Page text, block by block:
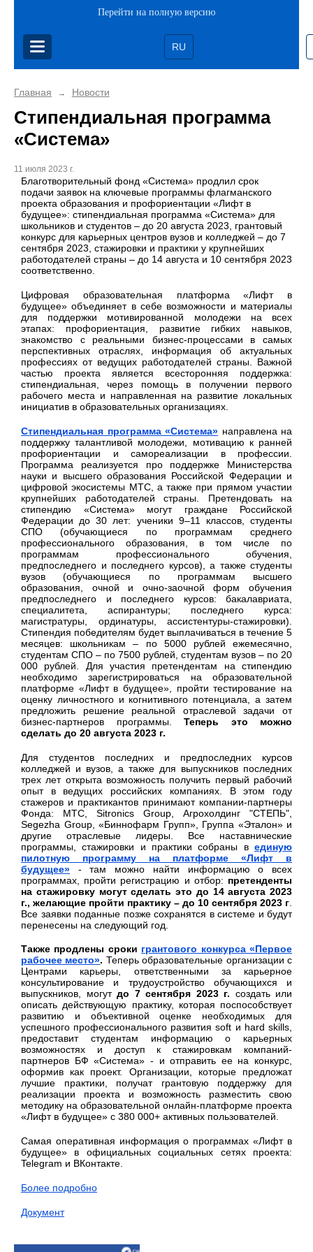
Перейти на полную версию
RU
Главная → Новости
Стипендиальная программа
«Система»
11 июля 2023 г.
Благотворительный фонд «Система» продлил срок
подачи заявок на ключевые программы флагманского
проекта образования и профориентации «Лифт в
будущее»: стипендиальная программа «Система» для
школьников и студентов – до 20 августа 2023, грантовый
конкурс для карьерных центров вузов и колледжей – до 7
сентября 2023, стажировки и практики у крупнейших
работодателей страны – до 14 августа и 10 сентября 2023
соответственно.
Цифровая образовательная платформа «Лифт в
будущее» объединяет в себе возможности и материалы
для поддержки мотивированной молодежи на всех
этапах: профориентация, развитие гибких навыков,
знакомство с реальными бизнес-процессами в самых
перспективных отраслях, информация об актуальных
профессиях от ведущих работодателей страны. Важной
частью проекта является всесторонняя поддержка:
стипендиальная, через помощь в получении первого
рабочего места и направленная на развитие локальных
инициатив в образовательных организациях.
Стипендиальная программа «Система» направлена на
поддержку талантливой молодежи, мотивацию к ранней
профориентации и самореализации в профессии.
Программа реализуется про поддержке Министерства
науки и высшего образования Российской Федерации и
цифровой экосистемы МТС, а также при прямом участии
крупнейших работодателей страны. Претендовать на
стипендию «Система» могут граждане Российской
Федерации до 30 лет: ученики 9–11 классов, студенты
СПО (обучающиеся по программам среднего
профессионального образования, в том числе по
программам профессионального обучения,
предпоследнего и последнего курсов), а также студенты
вузов (обучающиеся по программам высшего
образования, очной и очно-заочной форм обучения
предпоследнего и последнего курсов: бакалавриата,
специалитета, аспирантуры; последнего курса:
магистратуры, ординатуры, ассистентуры-стажировки).
Стипендия победителям будет выплачиваться в течение 5
месяцев: школьникам – по 5000 рублей ежемесячно,
студентам СПО – по 7500 рублей, студентам вузов – по 20
000 рублей. Для участия претендентам на стипендию
необходимо зарегистрироваться на образовательной
платформе «Лифт в будущее», пройти тестирование на
оценку личностного и когнитивного потенциала, а затем
предложить решение реальной отраслевой задачи от
бизнес-партнеров программы. Теперь это можно
сделать до 20 августа 2023 г.
Для студентов последних и предпоследних курсов
колледжей и вузов, а также для выпускников последних
трех лет открыта возможность получить первый рабочий
опыт в ведущих российских компаниях. В этом году
стажеров и практикантов принимают компании-партнеры
Фонда: МТС, Sitronics Group, Агрохолдинг "СТЕПЬ",
Segezha Group, «Биннофарм Групп», Группа «Эталон» и
другие отраслевые лидеры. Все наставнические
программы, стажировки и практики собраны в единую
пилотную программу на платформе «Лифт в
будущее»
- там можно найти информацию о всех
программах, пройти регистрацию и отбор: претенденты
на стажировку могут сделать это до 14 августа 2023
г., желающие пройти практику – до 10 сентября 2023 г
Все заявки поданные позже сохранятся в системе и будут
перенесены на следующий год.
Также продлены сроки грантового конкурса «Первое
рабочее место». Теперь образовательные организации с
Центрами карьеры, ответственными за карьерное
консультирование и трудоустройство обучающихся и
выпускников, могут до 7 сентября 2023 г. создать или
описать действующую практику, которая поспособствует
развитию и объективной оценке необходимых для
успешного профессионального развития soft и hard skills,
предоставит студентам информацию о карьерных
возможностях и доступ к стажировкам компаний-
партнеров БФ «Система» - и отправить ее на конкурс,
оформив как проект. Организации, которые предложат
лучшие практики, получат грантовую поддержку для
реализации проекта и возможность разместить свою
методику на образовательной онлайн-платформе проекта
«Лифт в будущее» с 380 000+ активных пользователей.
Самая оперативная информация о программах «Лифт в
будущее» в официальных социальных сетях проекта:
Telegram и ВКонтакте.
Более подробно
Документ